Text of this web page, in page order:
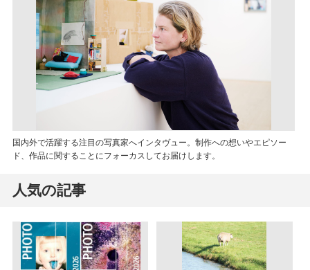
国内外で活躍する注目の写真家へインタヴュー。制作への想いやエピソー
ド、作品に関することにフォーカスしてお届けします。
人気の記事